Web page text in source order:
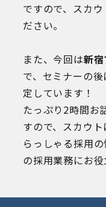
ですので、スカ
ださい。
また、今回は新
で、セミナーの後
定しています！
たっぷり2時間お
すので、スカウ
らっしゃる採用
の採用業務にお役